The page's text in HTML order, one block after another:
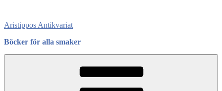
content
Aristippos Antikvariat
Böcker för alla smaker